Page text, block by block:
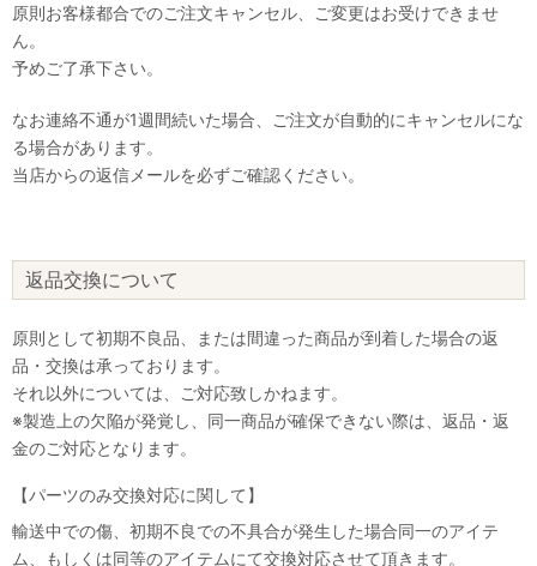
原則お客様都合でのご注文キャンセル、ご変更はお受けできませ
ん。
予めご了承下さい。
なお連絡不通が1週間続いた場合、ご注文が自動的にキャンセルにな
る場合があります。
当店からの返信メールを必ずご確認ください。
返品交換について
原則として初期不良品、または間違った商品が到着した場合の返
品・交換は承っております。
それ以外については、ご対応致しかねます。
※製造上の欠陥が発覚し、同一商品が確保できない際は、返品・返
金のご対応となります。
【パーツのみ交換対応に関して】
輸送中での傷、初期不良での不具合が発生した場合同一のアイテ
ム、もしくは同等のアイテムにて交換対応させて頂きます。